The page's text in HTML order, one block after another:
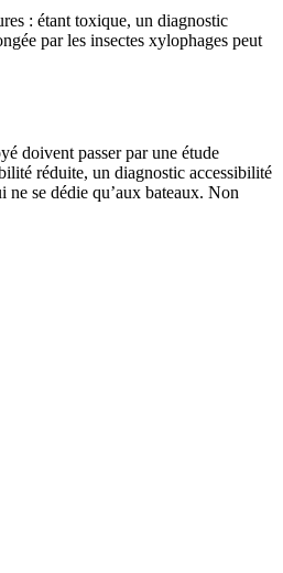
: étant toxique, un diagnostic
par les insectes xylophages peut
doivent passer par une étude
réduite, un diagnostic accessibilité
se dédie qu’aux bateaux. Non